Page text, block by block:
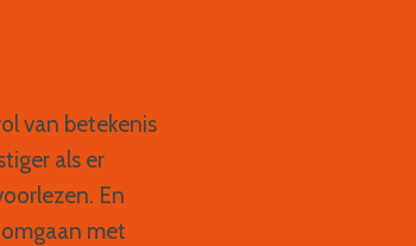
van betekenis
als er
En
met